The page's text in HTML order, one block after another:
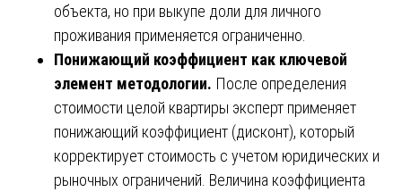
объекта, но при выкупе доли для личного
проживания применяется ограниченно.
Понижающий коэффициент как ключевой
элемент методологии. После определения
стоимости целой квартиры эксперт применяет
понижающий коэффициент (дисконт), который
корректирует стоимость с учетом юридических и
рыночных ограничений. Величина коэффициента